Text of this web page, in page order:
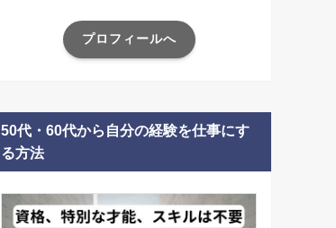
プロフィールへ
50代・60代から自分の経験を仕事にす
る方法